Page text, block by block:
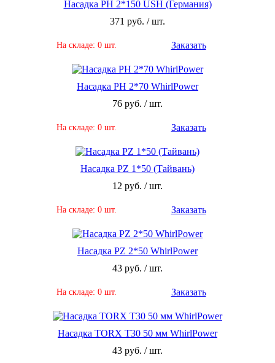
Насадка PH 2*150 USH (Германия)
371 руб. / шт.
На складе: 0 шт. Заказать
Насадка PH 2*70 WhirlPower
76 руб. / шт.
На складе: 0 шт. Заказать
Насадка PZ 1*50 (Тайвань)
12 руб. / шт.
На складе: 0 шт. Заказать
Насадка PZ 2*50 WhirlPower
43 руб. / шт.
На складе: 0 шт. Заказать
Насадка TORX Т30 50 мм WhirlPower
43 руб. / шт.